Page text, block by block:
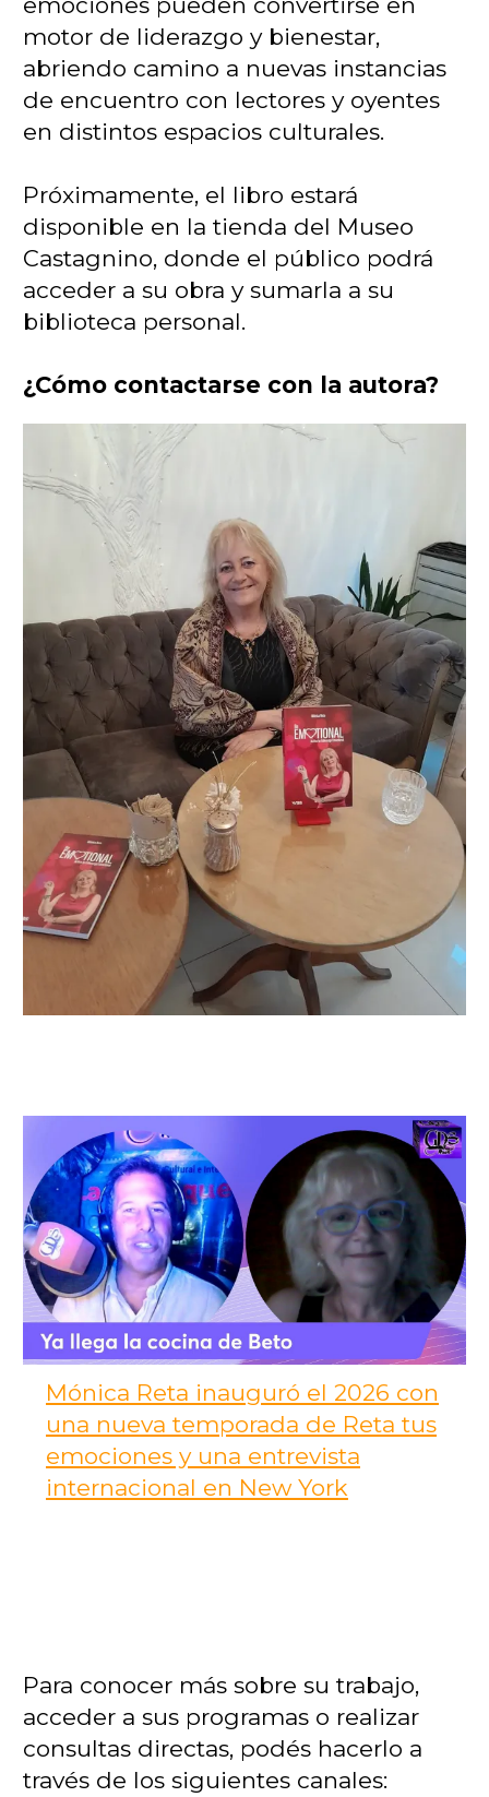
motor de liderazgo y bienestar,
abriendo camino a nuevas instancias
de encuentro con lectores y oyentes
en distintos espacios culturales.
Próximamente, el libro estará
disponible en la tienda del Museo
Castagnino, donde el público podrá
acceder a su obra y sumarla a su
biblioteca personal.
¿Cómo contactarse con la autora?
Mónica Reta inauguró el 2026 con
una nueva temporada de Reta tus
emociones y una entrevista
internacional en New York
Para conocer más sobre su trabajo,
acceder a sus programas o realizar
consultas directas, podés hacerlo a
través de los siguientes canales: